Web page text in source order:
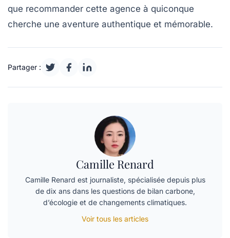
que recommander cette agence à quiconque
cherche une aventure authentique et mémorable.
Partager :
Camille Renard
Camille Renard est journaliste, spécialisée depuis plus
de dix ans dans les questions de bilan carbone,
d’écologie et de changements climatiques.
Voir tous les articles